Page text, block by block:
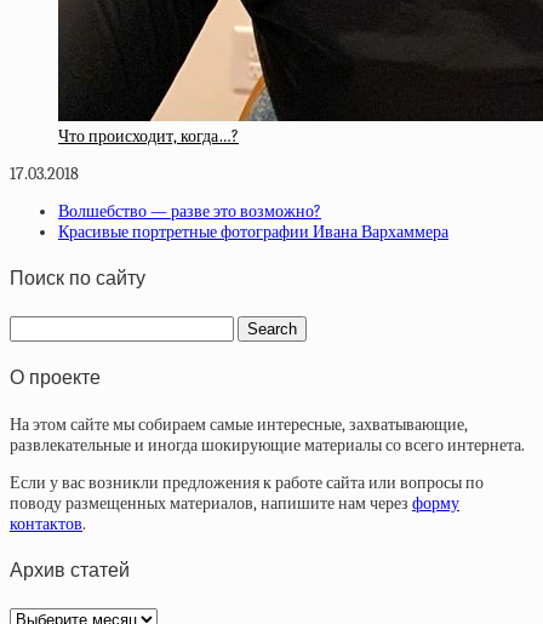
Что происходит, когда…?
17.03.2018
Волшебство — разве это возможно?
Красивые портретные фотографии Ивана Вархаммера
Поиск по сайту
О проекте
На этом сайте мы собираем самые интересные, захватывающие,
развлекательные и иногда шокирующие материалы со всего интернета.
Если у вас возникли предложения к работе сайта или вопросы по
поводу размещенных материалов, напишите нам через форму
контактов.
Архив статей
Архив